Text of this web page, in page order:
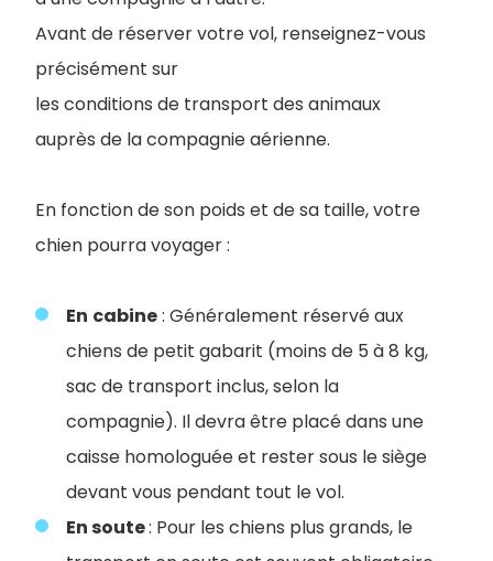
Avant de réserver votre vol, renseignez-vous
précisément sur
les conditions de transport des animaux
auprès de la compagnie aérienne.
En fonction de son poids et de sa taille, votre
chien pourra voyager :
En cabine: Généralement réservé aux
chiens de petit gabarit (moins de 5 à 8 kg,
sac de transport inclus, selon la
compagnie). Il devra être placé dans une
caisse homologuée et rester sous le siège
devant vous pendant tout le vol.
En soute: Pour les chiens plus grands, le